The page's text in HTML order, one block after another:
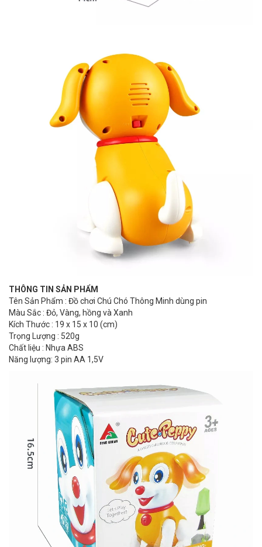
THÔNG TIN SẢN PHẨM
Tên Sản Phẩm : Đồ chơi Chú Chó Thông Minh dùng pin
Màu Sắc : Đỏ, Vàng, hồng và Xanh
Kích Thước : 19 x 15 x 10 (cm)
Trọng Lượng : 520g
Chất liệu : Nhựa ABS
Năng lượng: 3 pin AA 1,5V